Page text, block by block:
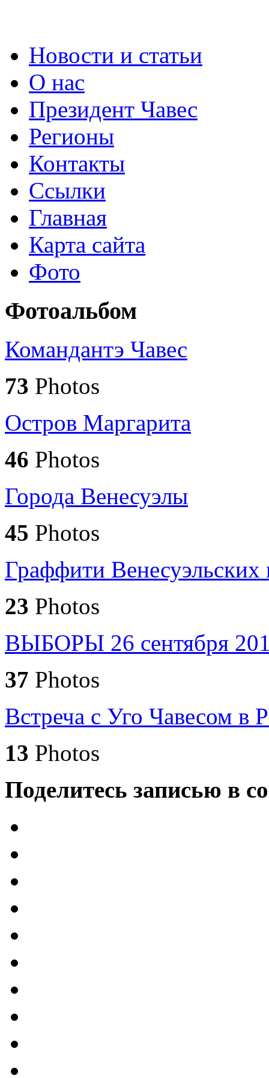
Новости и статьи
О нас
Президент Чавес
Регионы
Контакты
Ссылки
Главная
Карта сайта
Фото
Фотоальбом
Командантэ Чавес
73 Photos
Остров Маргарита
46 Photos
Города Венесуэлы
45 Photos
Граффити Венесуэльских
23 Photos
ВЫБОРЫ 26 сентября
37 Photos
Встреча с Уго Чавесом в
13 Photos
Поделитесь записью в